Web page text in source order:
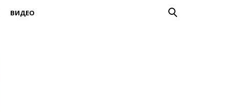
ВИДЕО